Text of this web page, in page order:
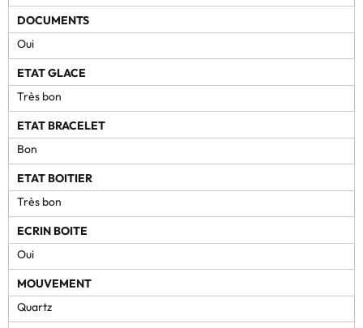
DOCUMENTS
Oui
ETAT GLACE
Très bon
ETAT BRACELET
Bon
ETAT BOITIER
Très bon
ECRIN BOITE
Oui
MOUVEMENT
Quartz